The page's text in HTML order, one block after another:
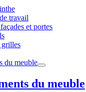
travail
et portes
grilles
du meuble
du meuble